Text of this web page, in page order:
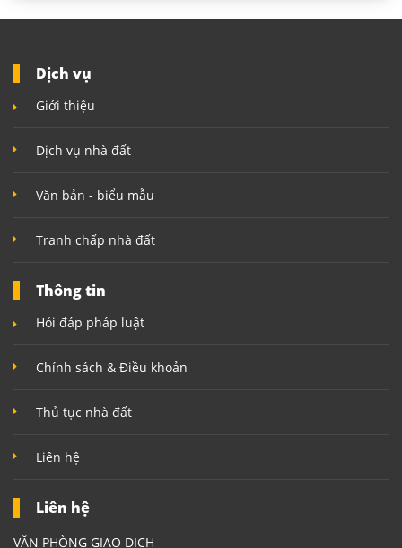
Dịch vụ
Giới thiệu
Dịch vụ nhà đất
Văn bản - biểu mẫu
Tranh chấp nhà đất
Thông tin
Hỏi đáp pháp luật
Chính sách & Điều khoản
Thủ tục nhà đất
Liên hệ
Liên hệ
VĂN PHÒNG GIAO DỊCH